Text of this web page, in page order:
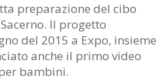
preparazione del cibo
Il progetto
del 2015 a Expo, insieme
anche il primo video
bambini.